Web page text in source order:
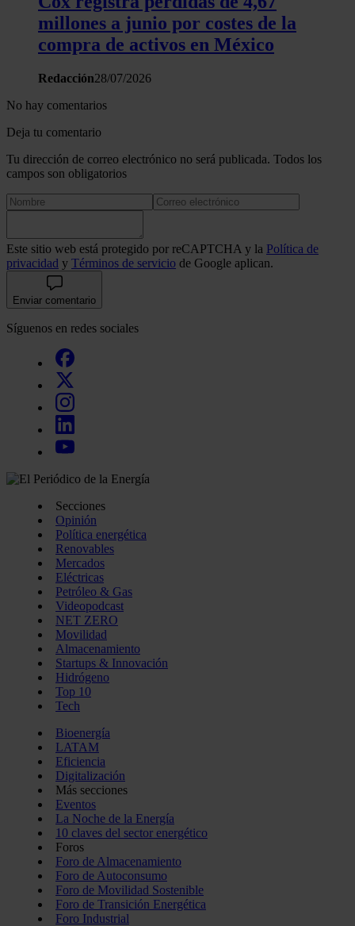
millones a junio por costes de la
compra de activos en México
Redacción28/07/2026
No hay comentarios
Deja tu comentario
Tu dirección de correo electrónico no será publicada. Todos los
campos son obligatorios
Este sitio web está protegido por reCAPTCHA y la Política de
privacidad y Términos de servicio de Google aplican.
Enviar comentario
Síguenos en redes sociales
Secciones
Opinión
Política energética
Renovables
Mercados
Eléctricas
Petróleo & Gas
Videopodcast
NET ZERO
Movilidad
Almacenamiento
Startups & Innovación
Hidrógeno
Top 10
Tech
Bioenergía
LATAM
Eficiencia
Digitalización
Más secciones
Eventos
La Noche de la Energía
10 claves del sector energético
Foros
Foro de Almacenamiento
Foro de Autoconsumo
Foro de Movilidad Sostenible
Foro de Transición Energética
Foro Industrial